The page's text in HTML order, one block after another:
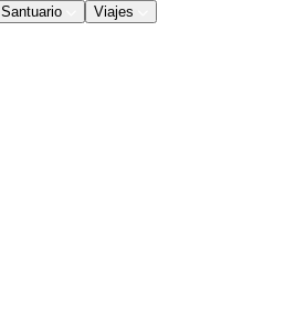
Santuario Viajes